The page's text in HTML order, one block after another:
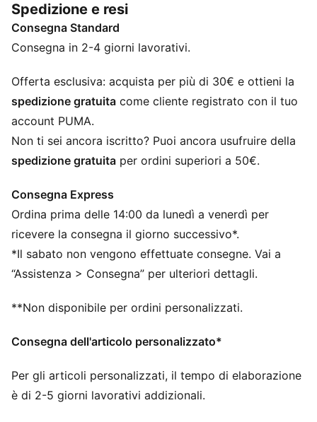
facilità. Intorno al piede si trovano una rete
confortevole, una linguetta in maglia di lusso e un
tallone ammortizzato. Il PUMAGRIP protegge il
altissimo livello per mantenere i piedi saldi.
CARATTERISTICHE + VANTAGGI
La tomaia delle scarpe è realizzata con almeno il 20%
NITROFOAM™: schiuma avanzata infusa di azoto,
progettata per fornire reattività e ammortizzazione di
PUMAGRIP: suola in gomma resistente che offre
trazione su più superfici.​​
NITROFOAM™: schiuma avanzata infusa di azoto,
progettata per fornire reattività e ammortizzazione di
qualità superiore in un pacchetto leggero
Vestibilità regolare
Tomaia in mesh ingegnerizzato
Altezza dello stack: 46 mm / 38 mm
Peso: 300g (per la taglia 42)
Dislivello tra tallone e punta: 8 mm
Consigliata per: pronatori neutri
Spedizione e resi
Consegna Standard
Consegna in 2-4 giorni lavorativi.
Offerta esclusiva: acquista per più di 30€ e ottieni la
spedizione gratuita come cliente registrato con il tuo
account PUMA.
Non ti sei ancora iscritto? Puoi ancora usufruire della
spedizione gratuita per ordini superiori a 50€.
Consegna Express
Ordina prima delle 14:00 da lunedì a venerdì per
ricevere la consegna il giorno successivo*.
*Il sabato non vengono effettuate consegne. Vai a
“Assistenza > Consegna” per ulteriori dettagli.
**Non disponibile per ordini personalizzati.
Consegna dell'articolo personalizzato*
Per gli articoli personalizzati, il tempo di elaborazione
è di 2-5 giorni lavorativi addizionali.